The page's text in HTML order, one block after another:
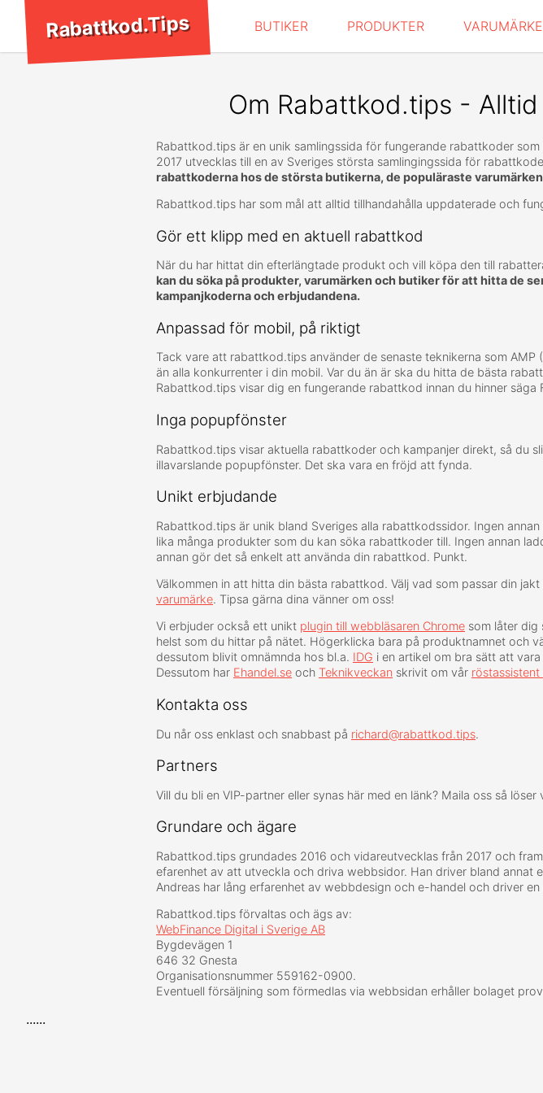
Rabattkod.Tips BUTIKER PRODUKTER
Om Rabattkod.tips -
Rabattkod.tips är en unik samlingssida för fungerande rabattkoder
2017 utvecklas till en av Sveriges största samlingingssida för
rabattkoderna hos de största butikerna, de populäraste
Rabattkod.tips har som mål att alltid tillhandahålla uppdaterade och
Gör ett klipp med en aktuell rabattkod
När du har hittat din efterlängtade produkt och vill köpa den till
kan du söka på produkter, varumärken och butiker för att hitta de
kampanjkoderna och erbjudandena.
Anpassad för mobil, på riktigt
Tack vare att rabattkod.tips använder de senaste teknikerna som
än alla konkurrenter i din mobil. Var du än är ska du hitta de bästa
Rabattkod.tips visar dig en fungerande rabattkod innan du hinner säga
Inga popupfönster
Rabattkod.tips visar aktuella rabattkoder och kampanjer direkt, så du
illavarslande popupfönster. Det ska vara en fröjd att fynda.
Unikt erbjudande
Rabattkod.tips är unik bland Sveriges alla rabattkodssidor. Ingen
lika många produkter som du kan söka rabattkoder till. Ingen annan
annan gör det så enkelt att använda din rabattkod. Punkt.
Välkommen in att hitta din bästa rabattkod. Välj vad som passar din
varumärke. Tipsa gärna dina vänner om oss!
Vi erbjuder också ett unikt plugin till webbläsaren Chrome som låter
helst som du hittar på nätet. Högerklicka bara på produktnamnet och
dessutom blivit omnämnda hos bl.a. IDG i en artikel om bra sätt att
Dessutom har Ehandel.se och Teknikveckan skrivit om vår
Kontakta oss
Du når oss enklast och snabbast på richard@rabattkod.tips.
Partners
Vill du bli en VIP-partner eller synas här med en länk? Maila oss så löser
Grundare och ägare
Rabattkod.tips grundades 2016 och vidareutvecklas från 2017 och
efarenhet av att utveckla och driva webbsidor. Han driver bland annat
Andreas har lång erfarenhet av webbdesign och e-handel och driver
Rabattkod.tips förvaltas och ägs av:
WebFinance Digital i Sverige AB
Bygdevägen 1
646 32 Gnesta
Organisationsnummer 559162-0900.
Eventuell försäljning som förmedlas via webbsidan erhåller bolaget
......